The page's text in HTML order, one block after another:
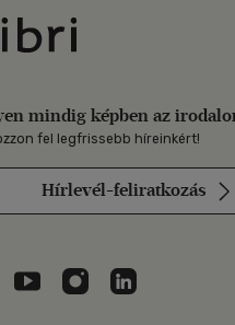
Libri
mindig képben az
fel legfrissebb híreinkért!
Hírlevél-feliratkozás
Libri a Facebookon
Libri a Youtube-on
Libri azLibri a